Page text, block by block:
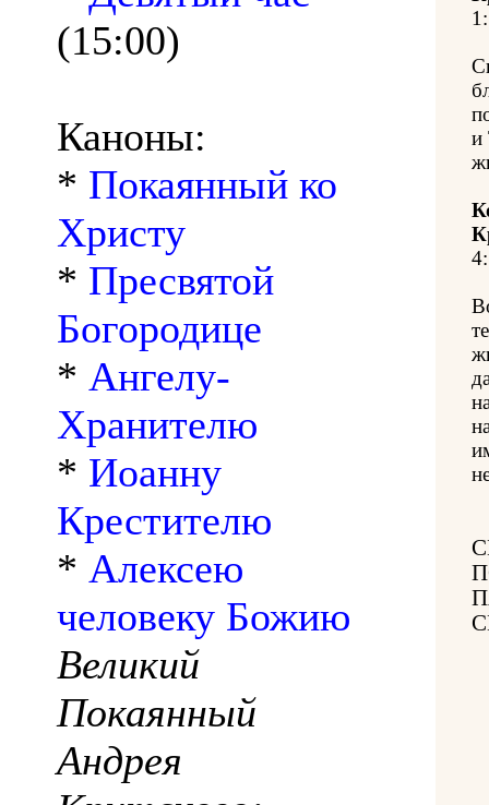
(15:00)
Каноны:
* Покаянный ко
Христу
* Пресвятой
Богородице
* Ангелу-
Хранителю
* Иоанну
Крестителю
* Алексею
человеку Божию
Великий
Покаянный
Андрея
1:
и
4: